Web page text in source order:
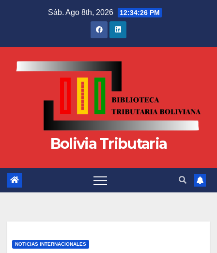
Sáb. Ago 8th, 2026 12:34:27 PM
Bolivia Tributaria
NOTICIAS INTERNACIONALES